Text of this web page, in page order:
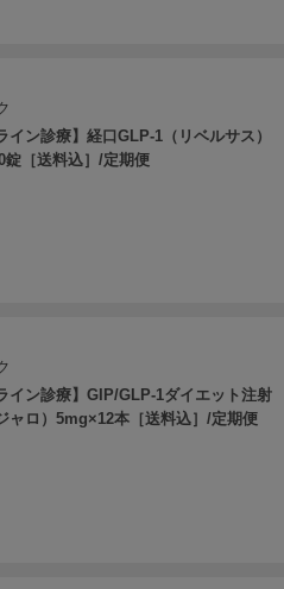
イン診療】経口GLP-1（リベルサス）
錠［送料込］/定期便
イン診療】GIP/GLP-1ダイエット注射
ャロ）5mg×12本［送料込］/定期便